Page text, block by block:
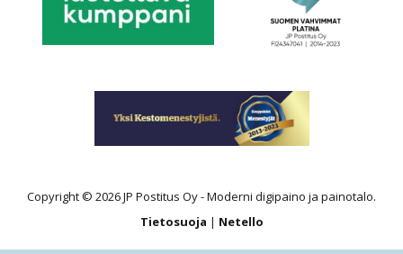
Copyright © 2026 JP Postitus Oy - Moderni digipaino ja painotalo.
Tietosuoja | Netello